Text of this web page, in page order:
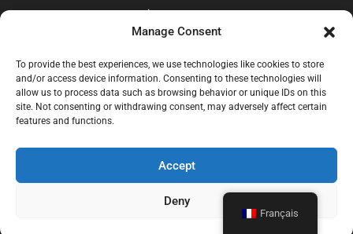
Manage Consent
To provide the best experiences, we use technologies like cookies to store
and/or access device information. Consenting to these technologies will
allow us to process data such as browsing behavior or unique IDs on this
site. Not consenting or withdrawing consent, may adversely affect certain
features and functions.
Accept
Deny
qui-sommes-nous
US GB FR IT ES NL AU BR CA
© 2025 Promo365.fr - Tous droits réservés. Mise à jour en juillet 2024.
Promo365.fr est un site professionnel de codes promo.
qui-sommes-nous
Français